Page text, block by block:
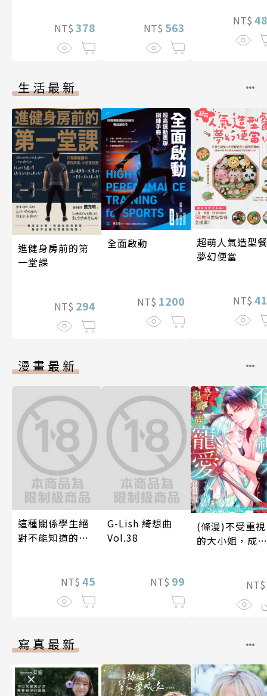
NT$ 378 NT$ 563 NT$
生活最新
進健身房前的第
一堂課
NT$ 294
全面啟動
NT$ 1200
超萌人氣造型
夢幻便當
NT$
漫畫最新
這種關係學生絕
對不能知道的
兩人是甜蜜的現
在進行式～ 04
NT$ 45
G-Lish 綺想曲
Vol.38
NT$ 99
(條漫)不受重視
的大小姐，成了
NT$
寫真最新